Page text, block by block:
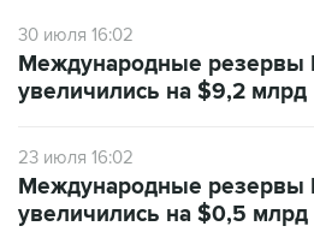
30 июля 16:02
Международные резервы
увеличились на $9,2 млрд
23 июля 16:02
Международные резервы
увеличились на $0,5 млрд